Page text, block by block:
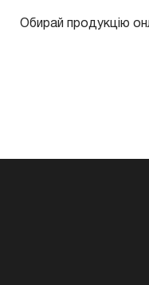
Обирай продукцію